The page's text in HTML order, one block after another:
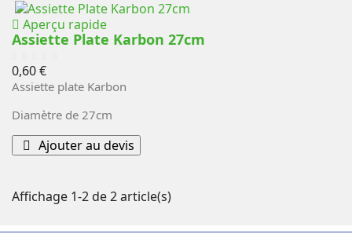
Aperçu rapide
Assiette Plate Karbon 27cm
Prix
0,60 €
Assiette plate Karbon
Diamètre de 27cm
Ajouter au devis
Affichage 1-2 de 2 article(s)